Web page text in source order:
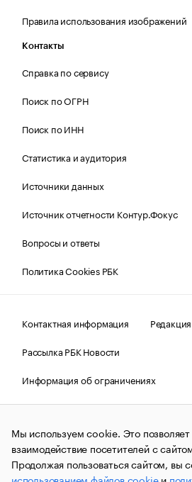
Правила использования изображений
Контакты
Справка по сервису
Поиск по ОГРН
Поиск по ИНН
Статистика и аудитория
Источники данных
Источник отчетности Контур.Фокус
Вопросы и ответы
Политика Cookies РБК
Контактная информация
Редакция
Рассылка РБК Новости
Информация об ограничениях
Правовая информация
О
© АО «РОСБИЗНЕСКОНСАЛТИНГ»,
и материалы информационного
(зарегистрировано Федеральной
связи, информационных технологий
Мы используем cookie. Это
взаимодействие посетителей с
Продолжая пользоваться сайтом, вы